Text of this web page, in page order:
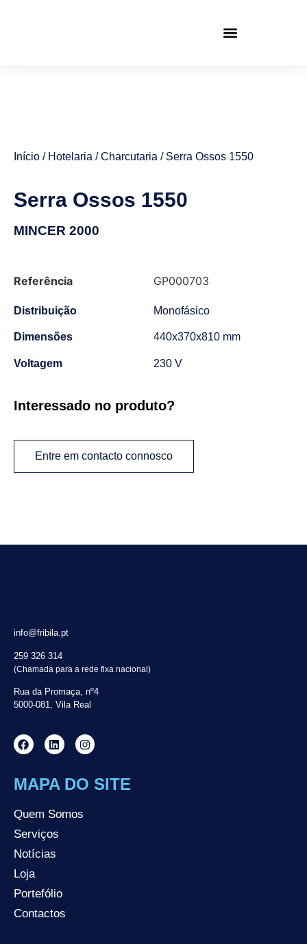
Início / Hotelaria /Charcutaria / Serra Ossos 1550
Serra Ossos 1550
MINCER 2000
Referência GP000703
Distribuição Monofásico
Dimensões 440x370x810 mm
Voltagem 230 V
Interessado no produto?
Entre em contacto connosco
info@fribila.pt
259 326 314
(Chamada para a rede fixa nacional)
Rua da Promaça, nº4
5000-081, Vila Real
MAPA DO SITE
Quem Somos
Serviços
Notícias
Loja
Portefólio
Contactos